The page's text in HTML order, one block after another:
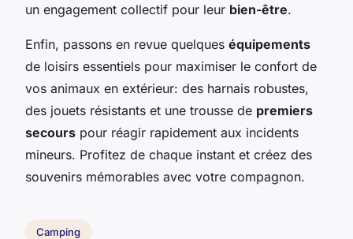
un engagement collectif pour leur bien-être.
Enfin, passons en revue quelques équipements
de loisirs essentiels pour maximiser le confort de
vos animaux en extérieur: des harnais robustes,
des jouets résistants et une trousse de premiers
secours pour réagir rapidement aux incidents
mineurs. Profitez de chaque instant et créez des
souvenirs mémorables avec votre compagnon.
Camping